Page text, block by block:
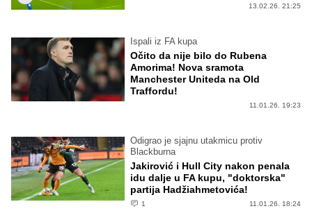
13.02.26. 21:25
Ispali iz FA kupa
Očito da nije bilo do Rubena
Amorima! Nova sramota
Manchester Uniteda na Old
Traffordu!
11.01.26. 19:23
Odigrao je sjajnu utakmicu protiv
Blackburna
Jakirović i Hull City nakon penala
idu dalje u FA kupu, "doktorska"
partija Hadžiahmetovića!
1 11.01.26. 18:24